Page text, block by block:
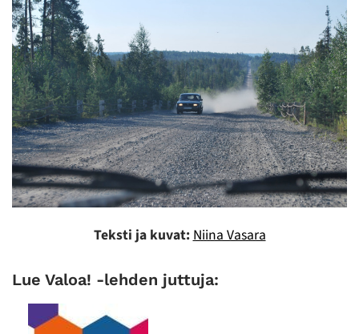
Teksti ja kuvat: Niina Vasara
Lue Valoa! -lehden juttuja: